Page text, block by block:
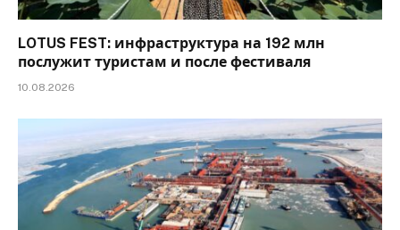
LOTUS FEST: инфраструктура на 192 млн
послужит туристам и после фестиваля
10.08.2026